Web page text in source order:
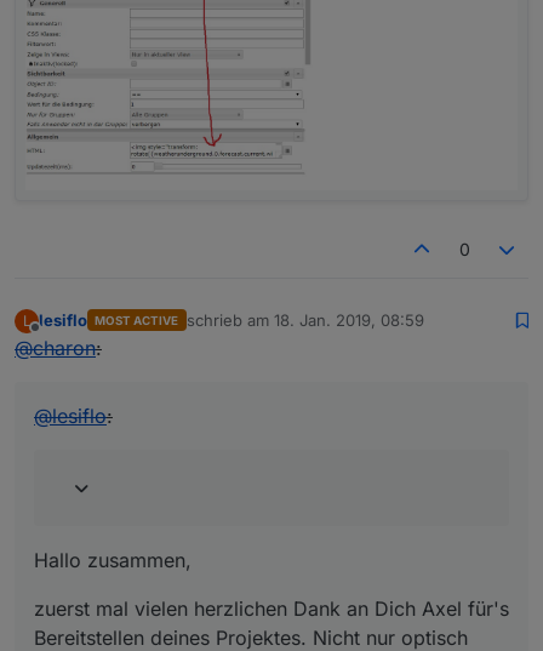
0
L
Offline
lesiflo MOST ACTIVE schrieb am 18. Jan. 2019, 08:59
zuletzt editiert von
@charon:
@lesiflo:
Hallo zusammen,
zuerst mal vielen herzlichen Dank an Dich Axel für's
Bereitstellen deines Projektes. Nicht nur optisch